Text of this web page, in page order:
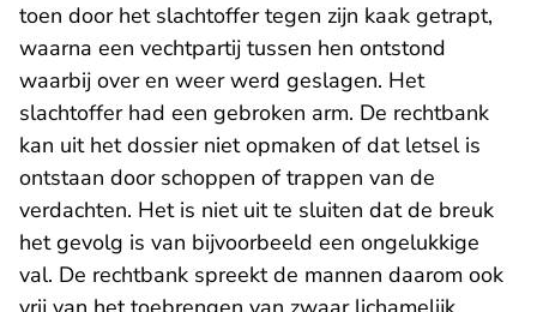
toen door het slachtoffer tegen zijn kaak getrapt,
waarna een vechtpartij tussen hen ontstond
waarbij over en weer werd geslagen. Het
slachtoffer had een gebroken arm. De rechtbank
kan uit het dossier niet opmaken of dat letsel is
ontstaan door schoppen of trappen van de
verdachten. Het is niet uit te sluiten dat de breuk
het gevolg is van bijvoorbeeld een ongelukkige
val. De rechtbank spreekt de mannen daarom ook